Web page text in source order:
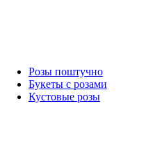
Розы поштучно
Букеты с розами
Кустовые розы